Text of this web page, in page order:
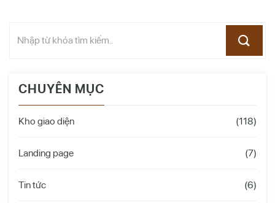
CHUYÊN MỤC
Kho giao diện (118)
Landing page (7)
Tin tức (6)